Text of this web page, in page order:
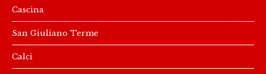
Cascina
San Giuliano Terme
Calci